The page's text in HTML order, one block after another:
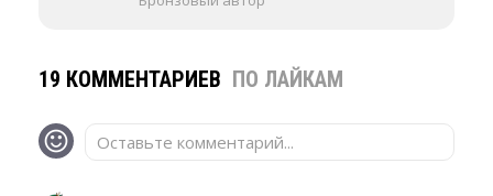
19 КОММЕНТАРИЕВ ПО ЛАЙКАМ
Оставьте комментарий...